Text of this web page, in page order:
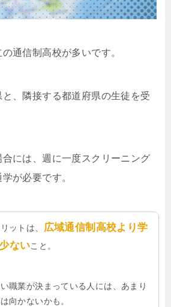
通信制高校が多いです。
、隣接する都道府県の生徒を受
には、週に一度スクリーニング
が必要です。
ットは、 広域通信制高校より学
ないこと。
職業が決まっている人には、あまり
向かないかも。